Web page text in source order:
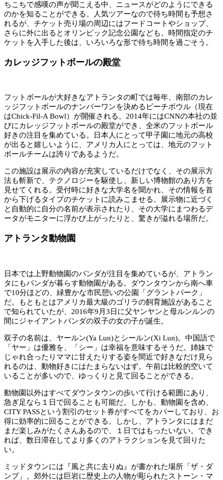
ちこちで感嘆の声が聞こえる中、ニュースがどのようにできる
のかを知ることができる。人気ツアーなので待ち時間も予想さ
れるが、チケット売り場の周辺にはフードコートやショップ、
さらに外に出るとオリンピック記念公園なども。時間指定のチ
ケットを入手した後は、いろいろな形で待ち時間を過ごそう。
カレッジフットボールの殿堂
フットボールが大好きなアトランタの町では毎年、南部のカレ
ッジフットボールのナンバーワンを決めるピーチボウル（現在
はChick-Fil-A Bowl）が開催される。2014年にはCNNの本社の並
びにカレッジフットボールの殿堂ができ、全米のフットボール
好きの注目を集めている。日本人にとって甲子園に地元の高校
が出ると嬉しいように、アメリカ人にとっては、地元のフット
ボールチームは誇りであるようだ。
この施設は展示の内容が充実しているだけでなく、その展示方
法も斬新で、テクノロジーを駆使し、新しい博物館のあり方を
見せてくれる。受付時に好きな大学名を聞かれ、その情報を首
から下げるタイプのチケットに読みこませる。展示物に近づく
と自動的に自分の名前が表示されたり、その大学にまつわるデ
ータがモニターに浮かび上がったりと、驚きが溢れる場所だ。
アトランタ動物園
日本では上野動物園のパンダが注目を集めているが、アトラン
タにもパンダが暮らす動物園がある。ダウンタウンから南へ車
で10分ほどの、緑豊かな市民憩いの公園「グラントパーク」
だ。もともとはアメリカ最大級のゴリラの飼育施設があること
で知られていたが、2016年9月3日に父ヤンヤンと母ルンルンの
間にジャイアントパンダの双子の女の子が誕生。
双子の名前は、ヤールン(Ya Lun)とシールン(Xi Lun)。中国語で
「ヤー」は優雅を、「シー」は幸福を意味するそうだ。姉妹で
じゃれ合ったりママに甘えたりする姿を間近で好きなだけ見ら
れるのは、動物好きにはたまらないはず。午前は比較的空いて
いることが多いので、ゆっくりと見て回ることができる。
動物園以外はすべてダウンタウンの歩いて行ける範囲にあり、
急ぎ足なら１日で回ることも可能だ。しかも、動物園を含め、
CITY PASSという割引のセット券がすべてをカバーしており、お
得に効率的に回ることができる。しかし、アトランタにはまだ
まだ楽しみがたくさんあるので、１日ではもったいない。でき
れば、数日滞在してより多くのアトラクションを見て回りた
い。
ミッドタウンには『風と共に去りぬ』が書かれた場所「ザ・ダ
ンプ」。郊外には巨岩に歴史上の人物が彫られたストーン・マ